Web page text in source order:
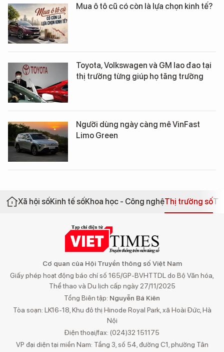
Mua ô tô cũ có còn là lựa chọn kinh tế?
Toyota, Volkswagen và GM lao đao tại
thị trường từng giúp họ tăng trưởng
Người dùng ngày càng mê VinFast
Limo Green
Xã hội sốKinh tế sốKhoa học - Công nghệThị trường số
Cơ quan của Hội Truyền thông số Việt Nam
Giấy phép hoạt động báo chí số 165/GP-BVHTTDL do Bộ Văn hóa,
Thể thao và Du lịch cấp ngày 27/11/2025
Tổng Biên tập: Nguyễn Bá Kiên
Tòa soạn: LK16-18, Khu đô thị Hinode Royal Park, xã Hoài Đức, Hà
Nội
Điện thoại/fax: (024)32 151175
VP đại diện tại miền Nam: Tầng 3, số 54, đường C1, phường Tân